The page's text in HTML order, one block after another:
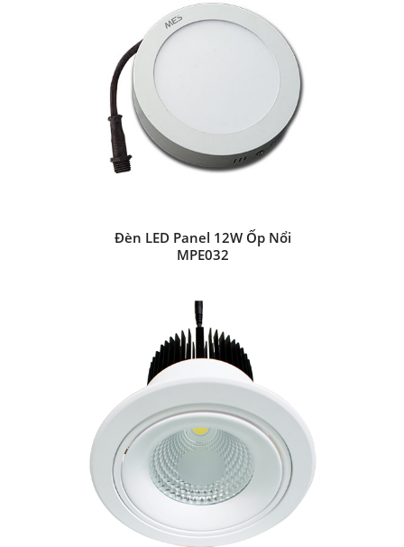
Đèn LED Panel 12W Ốp Nổi
MPE032